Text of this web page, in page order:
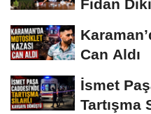
Fidan
Can Aldı
İsmet
Tartışma